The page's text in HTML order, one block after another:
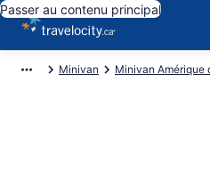
Passer au contenu principal
Minivan Minivan Amérique